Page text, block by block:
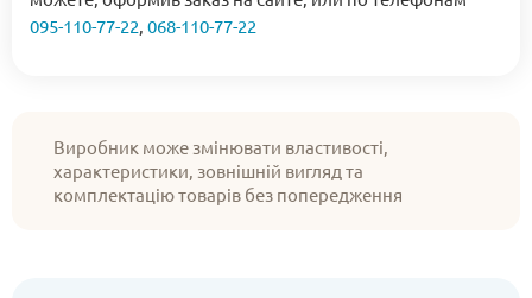
095-110-77-22, 068-110-77-22
Виробник може змінювати властивості,
характеристики, зовнішній вигляд та
комплектацію товарів без попередження